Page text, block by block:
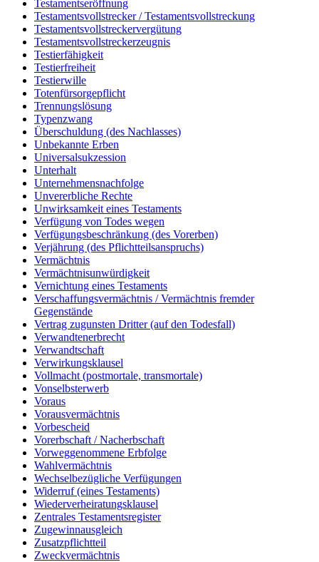
Testamentseröffnung
Testamentsvollstrecker / Testamentsvollstreckung
Testamentsvollstreckervergütung
Testamentsvollstreckerzeugnis
Testierfähigkeit
Testierfreiheit
Testierwille
Totenfürsorgepflicht
Trennungslösung
Typenzwang
Überschuldung (des Nachlasses)
Unbekannte Erben
Universalsukzession
Unterhalt
Unternehmensnachfolge
Unvererbliche Rechte
Unwirksamkeit eines Testaments
Verfügung von Todes wegen
Verfügungsbeschränkung (des Vorerben)
Verjährung (des Pflichtteilsanspruchs)
Vermächtnis
Vermächtnisunwürdigkeit
Vernichtung eines Testaments
Verschaffungsvermächtnis / Vermächtnis fremder
Gegenstände
Vertrag zugunsten Dritter (auf den Todesfall)
Verwandtenerbrecht
Verwandtschaft
Verwirkungsklausel
Vollmacht (postmortale, transmortale)
Vonselbsterwerb
Voraus
Vorausvermächtnis
Vorbescheid
Vorerbschaft / Nacherbschaft
Vorweggenommene Erbfolge
Wahlvermächtnis
Wechselbezügliche Verfügungen
Widerruf (eines Testaments)
Wiederverheiratungsklausel
Zentrales Testamentsregister
Zugewinnausgleich
Zusatzpflichtteil
Zweckvermächtnis